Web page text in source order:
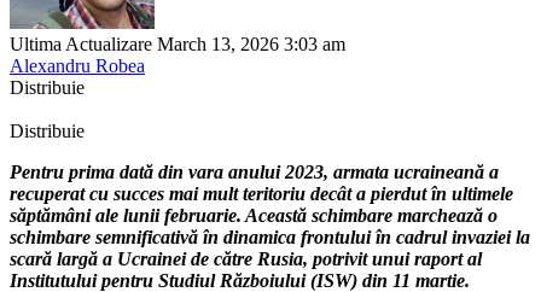
Ultima Actualizare March 13, 2026 3:03 am
Alexandru Robea
Distribuie
Distribuie
Pentru prima dată din vara anului 2023, armata ucraineană a
recuperat cu succes mai mult teritoriu decât a pierdut în ultimele
săptămâni ale lunii februarie. Această schimbare marchează o
schimbare semnificativă în dinamica frontului în cadrul invaziei la
scară largă a Ucrainei de către Rusia, potrivit unui raport al
Institutului pentru Studiul Războiului (ISW) din 11 martie.